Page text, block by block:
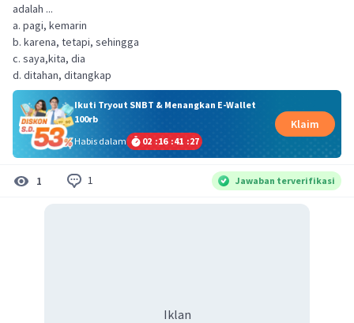
adalah ...
a. pagi, kemarin
b. karena, tetapi, sehingga
c. saya,kita, dia
d. ditahan, ditangkap
Ikuti Tryout SNBT & Menangkan E-Wallet
100rb
Habis dalam
02 :16 :41 :27
Klaim
1 1 Jawaban terverifikasi
Iklan